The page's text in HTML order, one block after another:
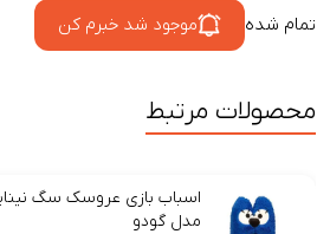
تمام شده موجود شد خبرم کن
محصولات مرتبط
اسباب بازی عروسک سگ
مدل گودو